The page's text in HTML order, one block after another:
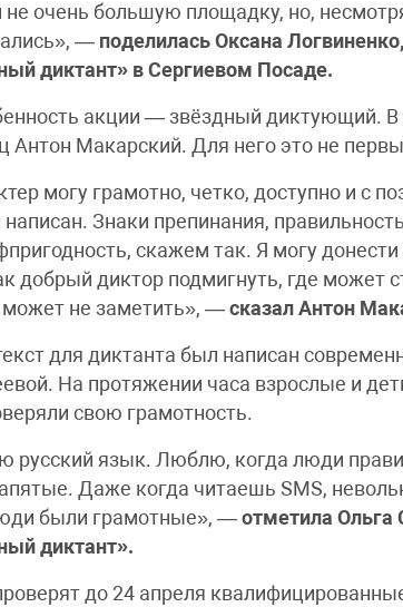
не очень большую площадку, но,
— поделилась Оксана
диктант» в Сергиевом Посаде.
акции — звёздный диктующий.
Антон Макарский. Для него это не
могу грамотно, четко, доступно и с
Знаки препинания,
скажем так. Я могу
добрый диктор подмигнуть, где может
может не заметить», —сказал Антон
для диктанта был написан
На протяжении часа взрослые и
свою грамотность.
русский язык. Люблю, когда люди
Даже когда читаешь SMS,
были грамотные», —отметила Ольга
диктант».
до 24 апреля